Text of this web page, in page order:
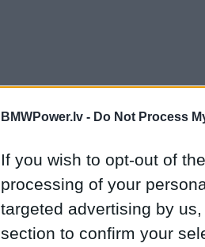
BMWPower.lv - Do Not Process
If you wish to opt-out of
processing of your
targeted advertising by
section to confirm your